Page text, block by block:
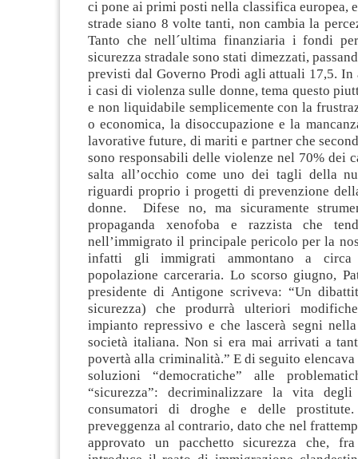
ci pone ai primi posti nella classifica europea,
strade siano 8 volte tanti, non cambia la
Tanto che nell´ultima finanziaria i fondi
sicurezza stradale sono stati dimezzati,
previsti dal Governo Prodi agli attuali 17,5. In
i casi di violenza sulle donne, tema questo
e non liquidabile semplicemente con la
o economica, la disoccupazione e la
lavorative future, di mariti e partner che
sono responsabili delle violenze nel 70% dei
salta all’occhio come uno dei tagli della
riguardi proprio i progetti di prevenzione
donne. Difese no, ma sicuramente
propaganda xenofoba e razzista che
nell’immigrato il principale pericolo per la
infatti gli immigrati ammontano a
popolazione carceraria. Lo scorso giugno,
presidente di Antigone scriveva: “Un
sicurezza) che produrrà ulteriori
impianto repressivo e che lascerà segni
società italiana. Non si era mai arrivati a
povertà alla criminalità.” E di seguito
soluzioni “democratiche” alle
“sicurezza”: decriminalizzare la vita
consumatori di droghe e delle
preveggenza al contrario, dato che nel
approvato un pacchetto sicurezza che,